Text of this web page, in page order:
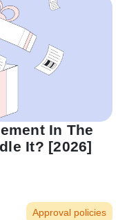
In The
It? [2026]
Approval policies